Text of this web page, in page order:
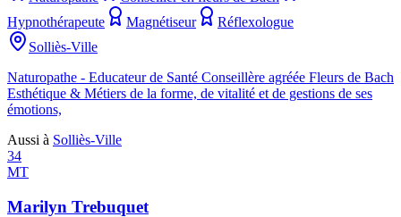
Hypnothérapeute
Magnétiseur
Réflexologue
Solliès-Ville
Naturopathe - Educateur de Santé Conseillère agréée Fleurs de Bach
Esthétique & Métiers de la forme, de vitalité et de gestions de ses
émotions,
Aussi à Solliès-Ville
34
MT
Marilyn Trebuquet